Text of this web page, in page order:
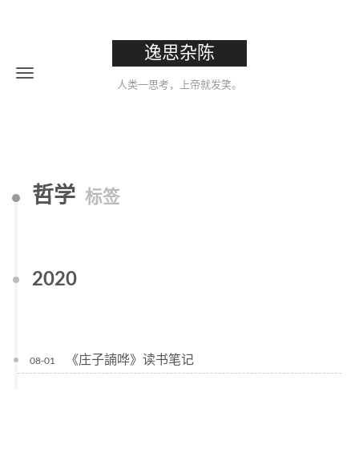
逸思杂陈
人类一思考，上帝就发笑。
哲学 标签
2020
08-01 《庄子諵哗》读书笔记